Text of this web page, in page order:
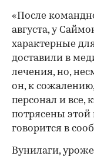
«После
августа, у
характерные
доставили в
лечения, но,
он, к
персонал и все,
потрясены этой
говорится в
Вунилаги,